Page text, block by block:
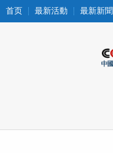
首页 最新活動 最新新聞